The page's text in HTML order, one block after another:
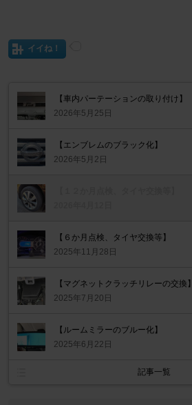
イイね！
【車内パーテーションの取り付け】
2026年5月25日
【エンブレムのブラック化】
2026年5月2日
【６か月点検、タイヤ交換等】
2025年11月28日
【マグネットクラッチリレーの交換】
2025年7月20日
【ルームミラーのブルー化】
2025年6月22日
記事一覧